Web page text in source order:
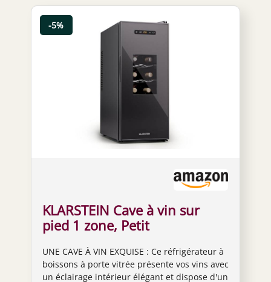
KLARSTEIN Cave à vin sur
pied 1 zone, Petit
Petite cave à vin avec porte
vitrée, Réfrigérateur à
UNE CAVE À VIN EXQUISE : Ce réfrigérateur à
boissons à porte vitrée présente vos vins avec
un éclairage intérieur élégant et dispose d'un
-5%